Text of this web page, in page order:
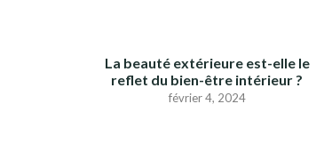
La beauté extérieure est-elle le
reflet du bien-être intérieur ?
février 4, 2024